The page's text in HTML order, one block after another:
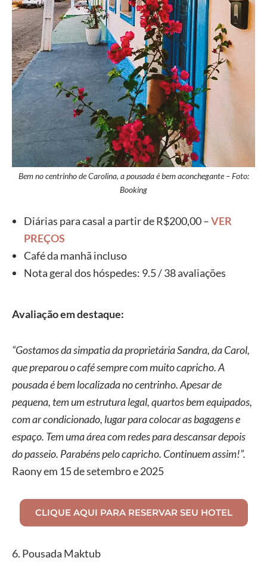
Bem no centrinho de Carolina, a pousada é bem aconchegante – Foto:
Booking
Diárias para casal a partir de R$200,00 –VER
PREÇOS
Café da manhã incluso
Nota geral dos hóspedes: 9.5 / 38 avaliações
Avaliação em destaque:
“Gostamos da simpatia da proprietária Sandra, da Carol,
que preparou o café sempre com muito capricho. A
pousada é bem localizada no centrinho. Apesar de
pequena, tem um estrutura legal, quartos bem equipados,
com ar condicionado, lugar para colocar as bagagens e
espaço. Tem uma área com redes para descansar depois
do passeio. Parabéns pelo capricho. Continuem assim!”.
Raony em 15 de setembro e 2025
CLIQUE AQUI PARA RESERVAR SEU HOTEL
6. Pousada Maktub